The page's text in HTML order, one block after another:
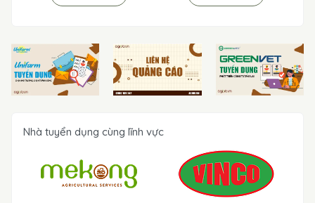
Nhà tuyển dụng cùng lĩnh vực